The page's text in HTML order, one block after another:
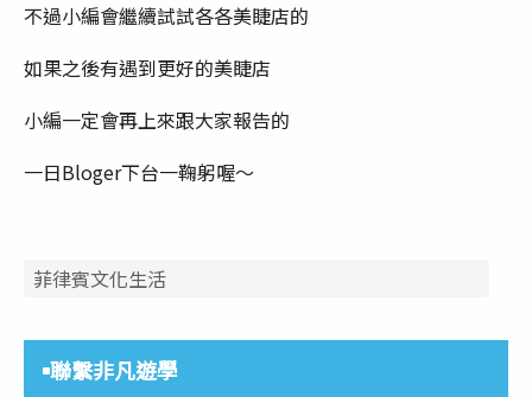
不過小編會繼續試試各各美睫店的
如果之後有遇到更好的美睫店
小編一定會再上來跟大家報告的
一日Bloger下台一鞠躬喔～
菲律賓文化生活
聯繫非凡遊學